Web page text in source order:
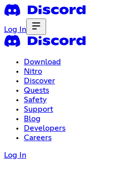
Log In
Download
Nitro
Discover
Quests
Safety
Support
Blog
Developers
Careers
Log In